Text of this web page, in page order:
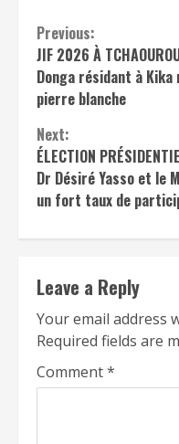
Continue
Reading
Previous:
JIF 2026 À
Donga résidant à Kika
pierre blanche
Next:
ÉLECTION
Dr Désiré Yasso et le
un fort taux de
Leave a Reply
Your email address
Required fields are
Comment*